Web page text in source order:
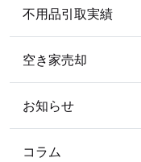
不用品引取実績
空き家売却
お知らせ
コラム